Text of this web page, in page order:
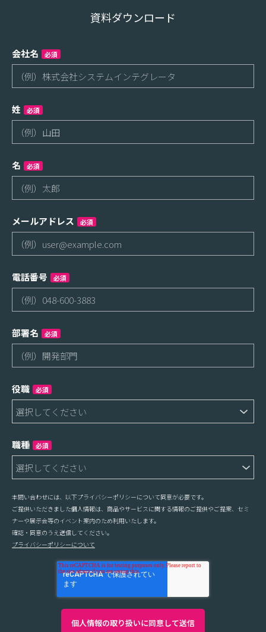
資料ダウンロード
会社名 必須
姓 必須
名 必須
メールアドレス 必須
電話番号 必須
部署名 必須
役職 必須
職種 必須
本問い合わせには、以下プライバシーポリシーについて同意が必要です。
ご提供いただきました個人情報は、商品やサービスに関する情報のご提供やご提案、セミ
ナーや展示会等のイベント案内のため利用いたします。
確認・同意のうえ送信してください。
プライバシーポリシーについて